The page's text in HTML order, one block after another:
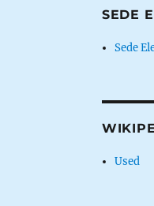
SEDE
Sede
Used